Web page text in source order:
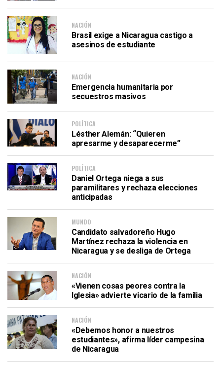
NACIÓN
Brasil exige a Nicaragua castigo a
asesinos de estudiante
NACIÓN
Emergencia humanitaria por
secuestros masivos
POLÍTICA
Lésther Alemán: “Quieren
apresarme y desaparecerme”
POLÍTICA
Daniel Ortega niega a sus
paramilitares y rechaza elecciones
anticipadas
MUNDO
Candidato salvadoreño Hugo
Martínez rechaza la violencia en
Nicaragua y se desliga de Ortega
NACIÓN
«Vienen cosas peores contra la
Iglesia» advierte vicario de la familia
NACIÓN
«Debemos honor a nuestros
estudiantes», afirma líder campesina
de Nicaragua